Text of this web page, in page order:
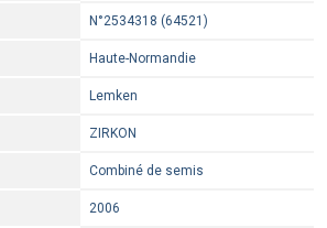
N°2534318 (64521)
Haute-Normandie
Lemken
ZIRKON
Combiné de semis
2006